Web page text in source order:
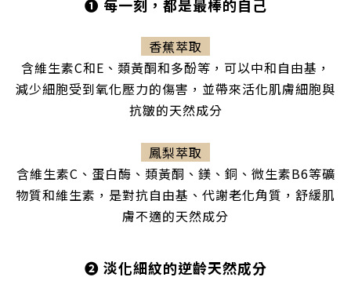
❶ 每一刻，都是最棒的自己
香蕉萃取
含維生素C和E、類黃酮和多酚等，可以中和自由基，
減少細胞受到氧化壓力的傷害，並帶來活化肌膚細胞與
抗皺的天然成分
鳳梨萃取
含維生素C、蛋白酶、類黃酮、鎂、銅、微生素B6等礦
物質和維生素，是對抗自由基、代謝老化角質，舒緩肌
膚不適的天然成分
❷ 淡化細紋的逆齡天然成分